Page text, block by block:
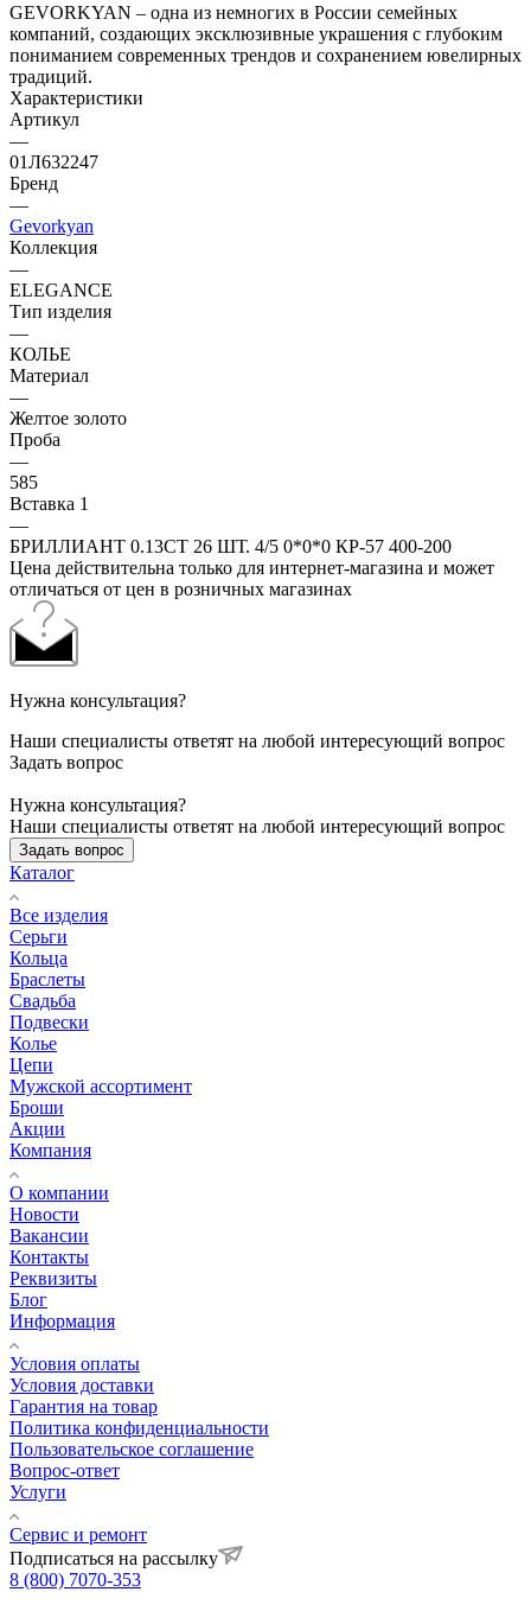
GEVORKYAN – одна из немногих в России семейных
компаний, создающих эксклюзивные украшения с глубоким
пониманием современных трендов и сохранением ювелирных
традиций.
Характеристики
Артикул
—
01Л632247
Бренд
—
Gevorkyan
Коллекция
—
ELEGANCE
Тип изделия
—
КОЛЬЕ
Материал
—
Желтое золото
Проба
—
585
Вставка 1
—
БРИЛЛИАНТ 0.13CT 26 ШТ. 4/5 0*0*0 КР-57 400-200
Цена действительна только для интернет-магазина и может
отличаться от цен в розничных магазинах
Нужна консультация?
Наши специалисты ответят на любой интересующий вопрос
Задать вопрос
Нужна консультация?
Наши специалисты ответят на любой интересующий вопрос
Задать вопрос
Каталог
Все изделия
Серьги
Кольца
Браслеты
Свадьба
Подвески
Колье
Цепи
Мужской ассортимент
Броши
Акции
Компания
О компании
Новости
Вакансии
Контакты
Реквизиты
Блог
Информация
Условия оплаты
Условия доставки
Гарантия на товар
Политика конфиденциальности
Пользовательское соглашение
Вопрос-ответ
Услуги
Сервис и ремонт
Подписаться на рассылку
8 (800) 7070-353